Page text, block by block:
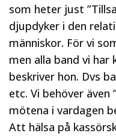
som heter just
djupdyker i den
människor. För vi
men alla band vi har
beskriver hon. Dvs
etc. Vi behöver även
mötena i vardagen
Att hälsa på